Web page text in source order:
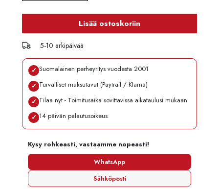
Lisää ostoskoriin
5-10 arkipäivää
✓ Suomalainen perheyritys vuodesta 2001
✓ Turvalliset maksutavat (Paytrail / Klarna)
✓ Tilaa nyt - Toimitusaika sovittavissa aikataulusi mukaan
✓ 14 päivän palautusoikeus
Kysy rohkeasti, vastaamme nopeasti!
WhatsApp
Sähköposti